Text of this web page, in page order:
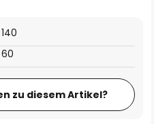
140
60
zu diesem Artikel?